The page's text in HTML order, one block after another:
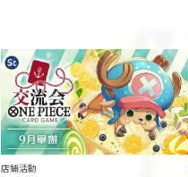
店鋪活動